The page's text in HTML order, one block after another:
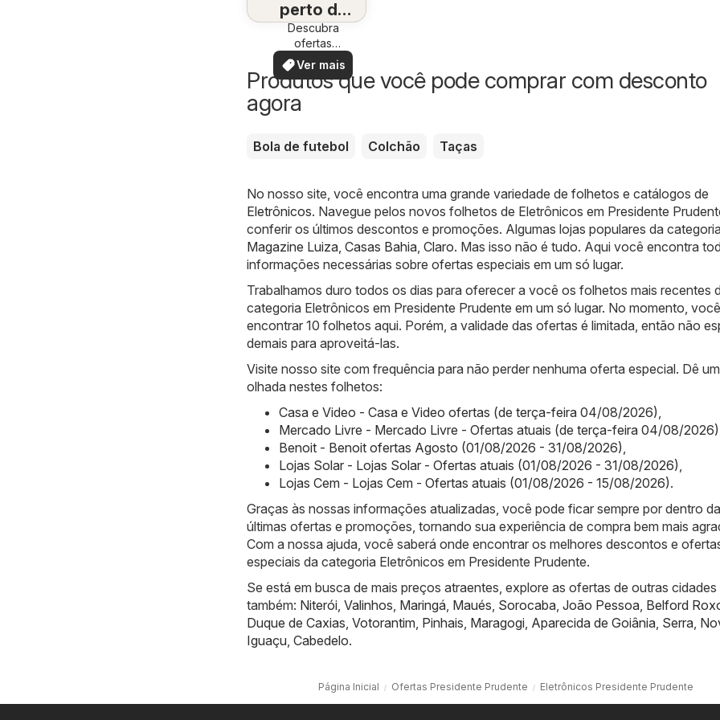
perto de
você
Descubra
ofertas
especiais
Ver mais
Produtos que você pode comprar com desconto
agora
Bola de futebol Colchão Taças
No nosso site, você encontra uma grande variedade de folhetos e catálogos de
Eletrônicos. Navegue pelos novos folhetos de Eletrônicos em Presidente
conferir os últimos descontos e promoções. Algumas lojas populares da
Magazine Luiza, Casas Bahia, Claro. Mas isso não é tudo. Aqui você encontra
informações necessárias sobre ofertas especiais em um só lugar.
Trabalhamos duro todos os dias para oferecer a você os folhetos mais recentes
categoria Eletrônicos em Presidente Prudente em um só lugar. No momento,
encontrar 10 folhetos aqui. Porém, a validade das ofertas é limitada, então não
demais para aproveitá-las.
Visite nosso site com frequência para não perder nenhuma oferta especial. Dê
olhada nestes folhetos:
Casa e Video - Casa e Video ofertas (de terça-feira 04/08/2026),
Mercado Livre - Mercado Livre - Ofertas atuais (de terça-feira 04/08/2026)
Benoit - Benoit ofertas Agosto (01/08/2026 - 31/08/2026),
Lojas Solar - Lojas Solar - Ofertas atuais (01/08/2026 - 31/08/2026),
Lojas Cem - Lojas Cem - Ofertas atuais (01/08/2026 - 15/08/2026).
Graças às nossas informações atualizadas, você pode ficar sempre por dentro
últimas ofertas e promoções, tornando sua experiência de compra bem mais
Com a nossa ajuda, você saberá onde encontrar os melhores descontos e
especiais da categoria Eletrônicos em Presidente Prudente.
Se está em busca de mais preços atraentes, explore as ofertas de outras cidades
também: Niterói, Valinhos, Maringá, Maués, Sorocaba, João Pessoa, Belford
Duque de Caxias, Votorantim, Pinhais, Maragogi, Aparecida de Goiânia, Serra,
Iguaçu, Cabedelo.
Página Inicial Ofertas Presidente Prudente Eletrônicos Presidente Prudente